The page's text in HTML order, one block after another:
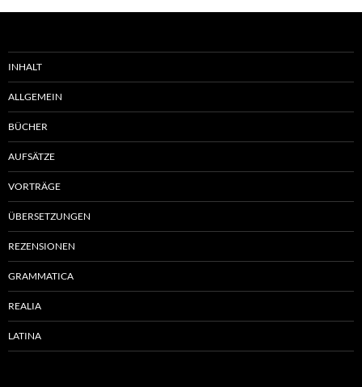
INHALT
ALLGEMEIN
BÜCHER
AUFSÄTZE
VORTRÄGE
ÜBERSETZUNGEN
REZENSIONEN
GRAMMATICA
REALIA
LATINA